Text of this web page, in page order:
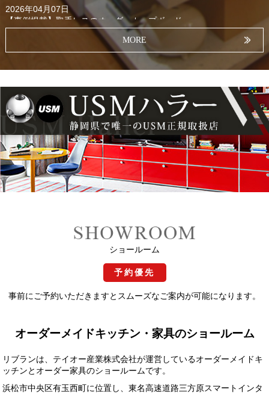
2026年04月07日
【事例掲載】取手レスのオーダーカップボード
【事例掲載】モノトーンの造形美と使いやすさで 暮らしを変える家
電収納・カップボード
2026年01月23日
新規ページオープンのお知らせ〜「オーダーキッチン無料個別相談
会」
2026年01月17日
【事例掲載】モノトーンの造形美と使いやすさで 暮らしを変えるオ
ーダーメイドキッチン
【事例掲載】静けさの中に、色彩が息づく（USMハラー）
【事例掲載】直線美と浮遊感が織りなす、 暮らしに馴染む上質な収
納デザイン（USMハラー）
MORE
ショールーム
予約優先
事前にご予約いただきますとスムーズなご案内が可能になります。
オーダーメイドキッチン・家具のショールーム
リブランは、テイオー産業株式会社が運営しているオーダーメイドキ
ッチンとオーダー家具のショールームです。
浜松市中央区有玉西町に位置し、東名高速道路三方原スマートインタ